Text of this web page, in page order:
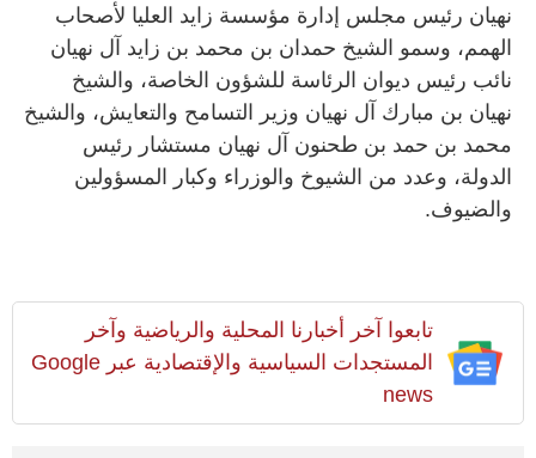
نهيان رئيس مجلس إدارة مؤسسة زايد العليا لأصحاب
الهمم، وسمو الشيخ حمدان بن محمد بن زايد آل نهيان
نائب رئيس ديوان الرئاسة للشؤون الخاصة، والشيخ
نهيان بن مبارك آل نهيان وزير التسامح والتعايش، والشيخ
محمد بن حمد بن طحنون آل نهيان مستشار رئيس
الدولة، وعدد من الشيوخ والوزراء وكبار المسؤولين
والضيوف.
تابعوا آخر أخبارنا المحلية والرياضية وآخر
المستجدات السياسية والإقتصادية عبر Google
news